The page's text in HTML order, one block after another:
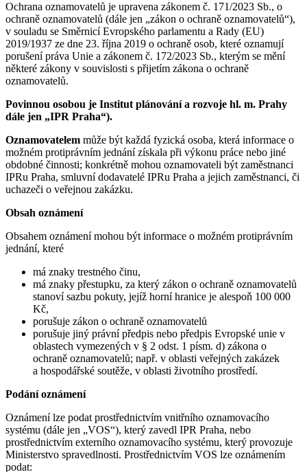
Ochrana oznamovatelů je upravena zákonem č. 171/2023 Sb., o
ochraně oznamovatelů (dále jen „zákon o ochraně oznamovatelů“),
v souladu se Směrnicí Evropského parlamentu a Rady (EU)
2019/1937 ze dne 23. října 2019 o ochraně osob, které oznamují
porušení práva Unie a zákonem č. 172/2023 Sb., kterým se mění
některé zákony v souvislosti s přijetím zákona o ochraně
oznamovatelů.
Povinnou osobou je Institut plánování a rozvoje hl. m. Prahy
dále jen „IPR Praha“).
Oznamovatelem může být každá fyzická osoba, která informace o
možném protiprávním jednání získala při výkonu práce nebo jiné
obdobné činnosti; konkrétně mohou oznamovateli být zaměstnanci
IPRu Praha, smluvní dodavatelé IPRu Praha a jejich zaměstnanci, či
uchazeči o veřejnou zakázku.
Obsah oznámení
Obsahem oznámení mohou být informace o možném protiprávním
jednání, které
má znaky trestného činu,
má znaky přestupku, za který zákon o ochraně oznamovatelů
stanoví sazbu pokuty, jejíž horní hranice je alespoň 100 000
Kč,
porušuje zákon o ochraně oznamovatelů
porušuje jiný právní předpis nebo předpis Evropské unie v
oblastech vymezených v § 2 odst. 1 písm. d) zákona o
ochraně oznamovatelů; např. v oblasti veřejných zakázek
a hospodářské soutěže, v oblasti životního prostředí.
Podání oznámení
Oznámení lze podat prostřednictvím vnitřního oznamovacího
systému (dále jen „VOS“), který zavedl IPR Praha, nebo
prostřednictvím externího oznamovacího systému, který provozuje
Ministerstvo spravedlnosti. Prostřednictvím VOS lze oznámením
podat: